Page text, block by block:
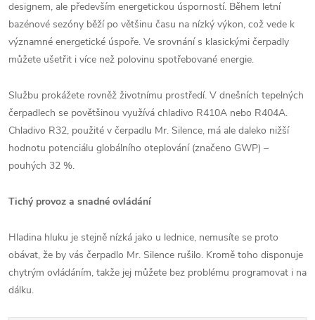
designem, ale především energetickou úsporností. Během letní
bazénové sezóny běží po většinu času na nízký výkon, což vede k
významné energetické úspoře. Ve srovnání s klasickými čerpadly
můžete ušetřit i více než polovinu spotřebované energie.
Službu prokážete rovněž životnímu prostředí. V dnešních tepelných
čerpadlech se povětšinou využívá chladivo R410A nebo R404A.
Chladivo R32, použité v čerpadlu Mr. Silence, má ale daleko nižší
hodnotu potenciálu globálního oteplování (značeno GWP) –
pouhých 32 %.
Tichý provoz a snadné ovládání
Hladina hluku je stejně nízká jako u lednice, nemusíte se proto
obávat, že by vás čerpadlo Mr. Silence rušilo. Kromě toho disponuje
chytrým ovládáním, takže jej můžete bez problému programovat i na
dálku.